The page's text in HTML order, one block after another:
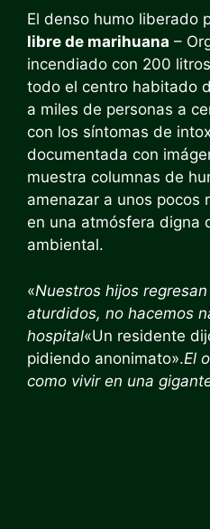
El denso humo liberado
libre de marihuana –
incendiado con 200
todo el centro habitado
a miles de personas a
con los síntomas de
documentada con
muestra columnas de
amenazar a unos pocos
en una atmósfera digna
ambiental.
«Nuestros hijos
aturdidos, no hacemos
hospital«Un residente
pidiendo anonimato».El
como vivir en una